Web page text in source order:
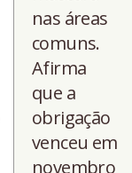
nas áreas
comuns.
Afirma
que a
obrigação
venceu em
novembro